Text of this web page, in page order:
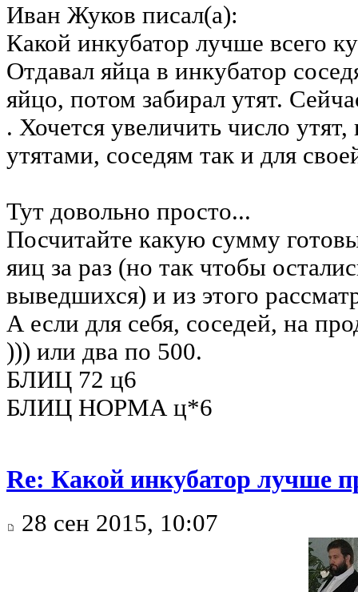
Иван Жуков писал(а):
Какой инкубатор лучше всего
Отдавал яйца в инкубатор
яйцо, потом забирал утят.
. Хочется увеличить число
утятами, соседям так и для
Тут довольно просто...
Посчитайте какую сумму
яиц за раз (но так чтобы
выведшихся) и из этого
А если для себя, соседей, на
))) или два по 500.
БЛИЦ 72 ц6
БЛИЦ НОРМА ц*6
Re: Какой инкубатор лучше
28 сен 2015, 10:07